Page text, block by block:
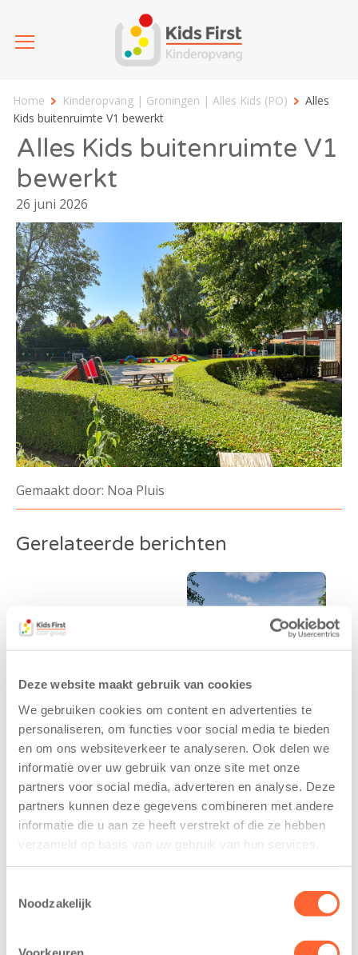
Deze website maakt gebruik van cookies
We gebruiken cookies om content en advertenties te
personaliseren, om functies voor social media te bieden
en om ons websiteverkeer te analyseren. Ook delen we
informatie over uw gebruik van onze site met onze
partners voor social media, adverteren en analyse. Deze
partners kunnen deze gegevens combineren met andere
informatie die u aan ze heeft verstrekt of die ze hebben
verzameld op basis van uw gebruik van hun services.
Noodzakelijk
Home Kinderopvang | Groningen | Alles Kids (PO)
Alles
Kids buitenruimte V1 bewerkt
Alles Kids buitenruimte V1
bewerkt
26 juni 2026
Gemaakt door: Noa Pluis
Gerelateerde berichten
Kinderen BSO
De
Westerburcht
trainen alvast
voor Kids First
Mini 4 Mijl
7 augustus 2026
2026 – Kinderen
van BSO De
Kids First
tekent
koopcontract
voor nieuw
kindcentrum in
wijk Wiarda in
Leeuwarden
11 juni 2026